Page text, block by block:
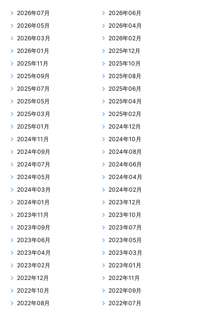
2026年07月
2026年06月
2026年05月
2026年04月
2026年03月
2026年02月
2026年01月
2025年12月
2025年11月
2025年10月
2025年09月
2025年08月
2025年07月
2025年06月
2025年05月
2025年04月
2025年03月
2025年02月
2025年01月
2024年12月
2024年11月
2024年10月
2024年09月
2024年08月
2024年07月
2024年06月
2024年05月
2024年04月
2024年03月
2024年02月
2024年01月
2023年12月
2023年11月
2023年10月
2023年09月
2023年07月
2023年06月
2023年05月
2023年04月
2023年03月
2023年02月
2023年01月
2022年12月
2022年11月
2022年10月
2022年09月
2022年08月
2022年07月